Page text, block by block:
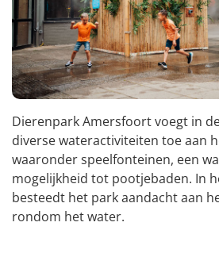
Dierenpark Amersfoort voegt in
diverse wateractiviteiten toe aan
waaronder speelfonteinen, een
mogelijkheid tot pootjebaden. In
besteedt het park aandacht aan
rondom het water.